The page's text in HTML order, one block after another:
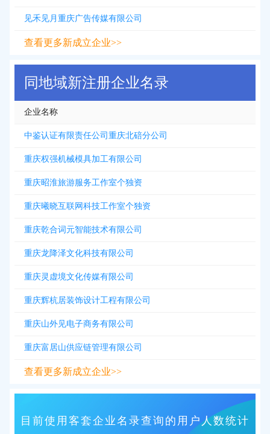
见禾见月重庆广告传媒有限公司
查看更多新成立企业>>
同地域新注册企业名录
企业名称
中鉴认证有限责任公司重庆北碚分公司
重庆权强机械模具加工有限公司
重庆昭淮旅游服务工作室个独资
重庆曦晓互联网科技工作室个独资
重庆乾合词元智能技术有限公司
重庆龙降泽文化科技有限公司
重庆灵虚境文化传媒有限公司
重庆辉杭居装饰设计工程有限公司
重庆山外见电子商务有限公司
重庆富居山供应链管理有限公司
查看更多新成立企业>>
目前使用客套企业名录查询的用户人数统计